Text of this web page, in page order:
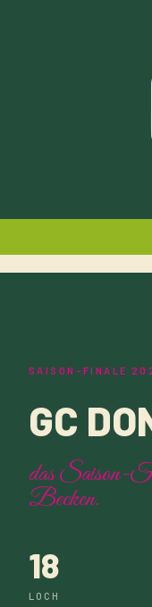
SAISON-FINALE
GC
das Saison-
Becken.
18
LOCH